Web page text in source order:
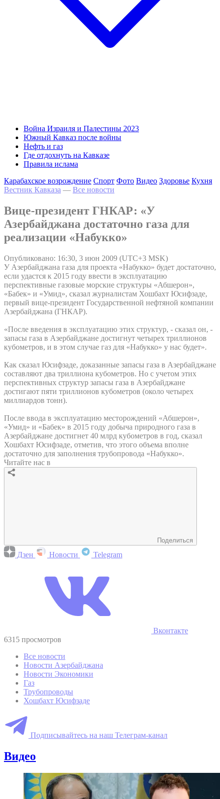
Война Израиля и Палестины 2023
Южный Кавказ после войны
Нефть и газ
Где отдохнуть на Кавказе
Правила ислама
Карабахское возрождение Спорт Фото Видео Здоровье Кухня
Вестник Кавказа — Все новости
Вице-президент ГНКАР: «У
Азербайджана достаточно газа для
реализации «Набукко»
Опубликовано: 16:30, 3 июн 2009 (UTC+3 MSK)
У Азербайджана газа для проекта «Набукко» будет достаточно,
если удастся к 2015 году ввести в эксплуатацию
перспективные газовые морские структуры «Абшерон»,
«Бабек» и «Умид», сказал журналистам Хошбахт Юсифзаде,
первый вице-президент Государственной нефтяной компании
Азербайджана (ГНКАР).
«После введения в эксплуатацию этих структур, - сказал он, -
запасы газа в Азербайджане достигнут четырех триллионов
кубометров, и в этом случае газ для «Набукко» у нас будет».
Как сказал Юсифзаде, доказанные запасы газа в Азербайджане
составляют два триллиона кубометров. Но с учетом этих
перспективных структур запасы газа в Азербайджане
достигают пяти триллионов кубометров (около четырех
миллиардов тонн).
После ввода в эксплуатацию месторождений «Абшерон»,
«Умид» и «Бабек» в 2015 году добыча природного газа в
Азербайджане достигнет 40 млрд кубометров в год, сказал
Хошбахт Юсифзаде, отметив, что этого объема вполне
достаточно для заполнения трубопровода «Набукко».
Читайте нас в
Поделиться
Дзен Новости Telegram
Вконтакте
6315 просмотров
Все новости
Новости Азербайджана
Новости Экономики
Газ
Трубопроводы
Хошбахт Юсифзаде
Подписывайтесь на наш Телеграм-канал
Видео